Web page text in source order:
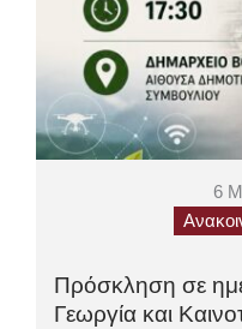
6
Πρόσκληση σε
Γεωργία και